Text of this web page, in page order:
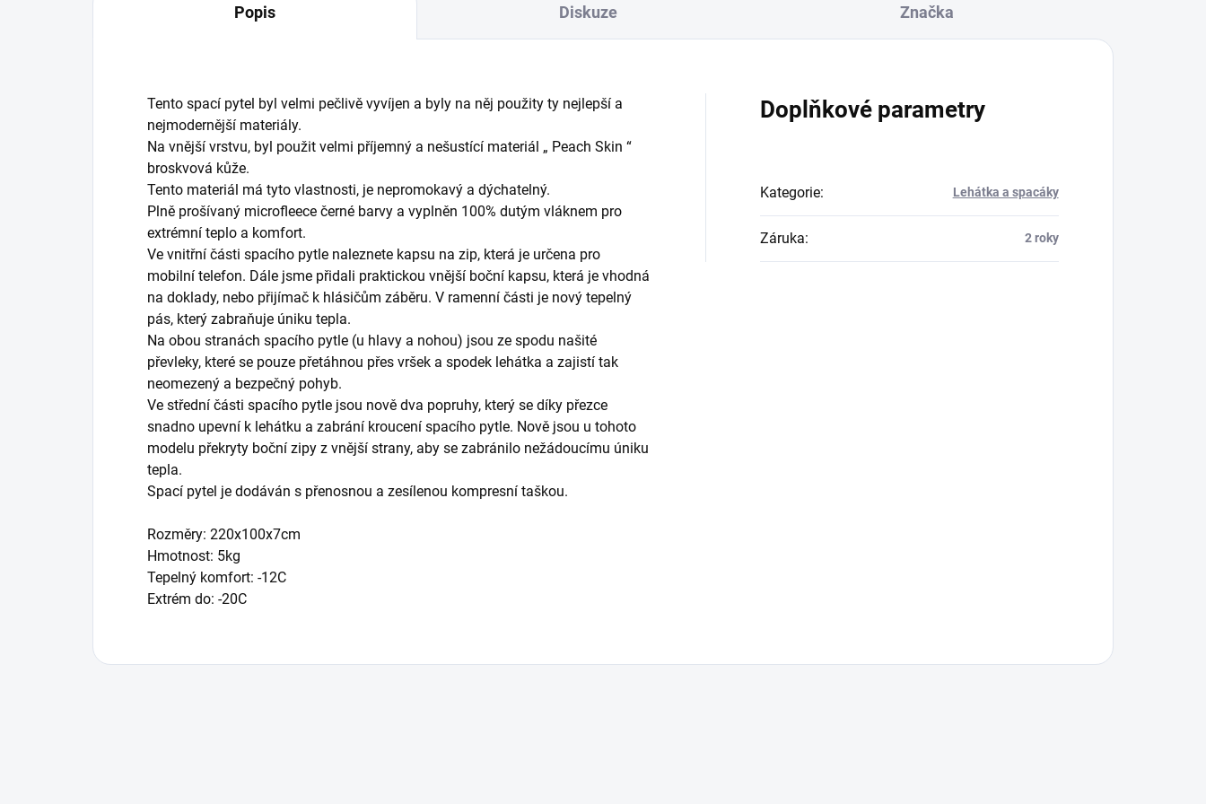
Popis Diskuze Značka
Tento spací pytel byl velmi pečlivě vyvíjen a byly na něj použity ty nejlepší a
nejmodernější materiály.
Na vnější vrstvu, byl použit velmi příjemný a nešustící materiál „ Peach Skin “
broskvová kůže.
Tento materiál má tyto vlastnosti, je nepromokavý a dýchatelný.
Plně prošívaný microfleece černé barvy a vyplněn 100% dutým vláknem pro
extrémní teplo a komfort.
Ve vnitřní části spacího pytle naleznete kapsu na zip, která je určena pro
mobilní telefon. Dále jsme přidali praktickou vnější boční kapsu, která je vhodná
na doklady, nebo přijímač k hlásičům záběru. V ramenní části je nový tepelný
pás, který zabraňuje úniku tepla.
Na obou stranách spacího pytle (u hlavy a nohou) jsou ze spodu našité
převleky, které se pouze přetáhnou přes vršek a spodek lehátka a zajistí tak
neomezený a bezpečný pohyb.
Ve střední části spacího pytle jsou nově dva popruhy, který se díky přezce
snadno upevní k lehátku a zabrání kroucení spacího pytle. Nově jsou u tohoto
modelu překryty boční zipy z vnější strany, aby se zabránilo nežádoucímu úniku
tepla.
Spací pytel je dodáván s přenosnou a zesílenou kompresní taškou.
Rozměry: 220x100x7cm
Hmotnost: 5kg
Tepelný komfort: -12C
Extrém do: -20C
Doplňkové parametry
Kategorie: Lehátka a spacáky
Záruka: 2 roky